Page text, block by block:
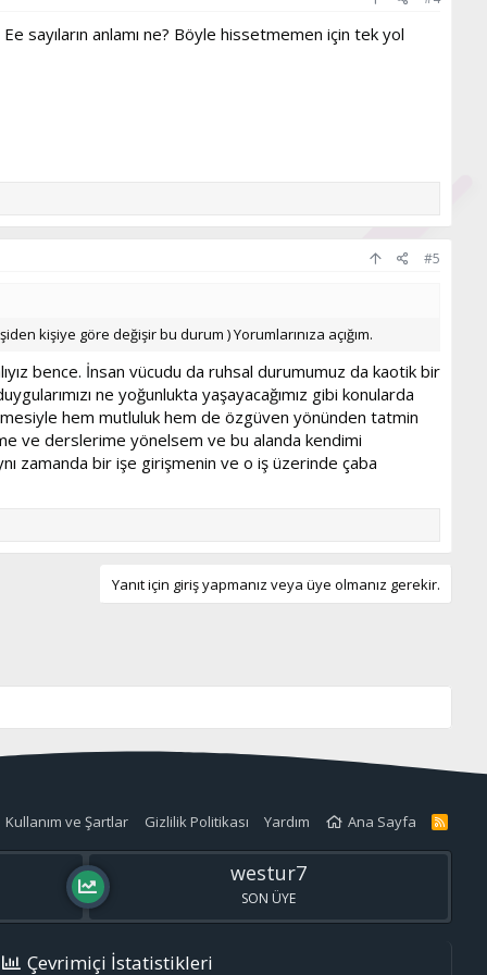
sayıların anlamı ne? Böyle hissetmemen için tek yol
#5
kişiye göre değişir bu durum ) Yorumlarınıza açığım.
bence. İnsan vücudu da ruhsal durumumuz da kaotik bir
ne yoğunlukta yaşayacağımız gibi konularda
hem mutluluk hem de özgüven yönünden tatmin
ve derslerime yönelsem ve bu alanda kendimi
zamanda bir işe girişmenin ve o iş üzerinde çaba
Yanıt için giriş yapmanız veya üye olmanız gerekir.
Kullanım ve Şartlar Gizlilik Politikası Yardım Ana Sayfa
R
S
westur7
SON ÜYE
Çevrimiçi İstatistikleri